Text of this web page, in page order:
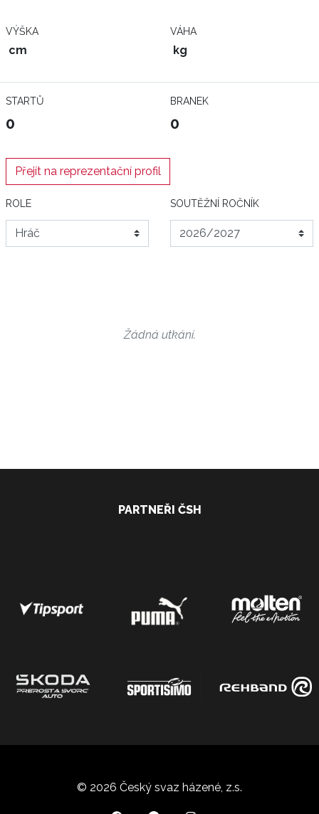
VÝŠKA
cm
VÁHA
kg
STARTŮ
0
BRANEK
0
Přejít na reprezentační profil
ROLE SOUTĚŽNÍ ROČNÍK
Žádná utkání.
PARTNEŘI ČSH
© 2026 Český svaz házené, z.s.